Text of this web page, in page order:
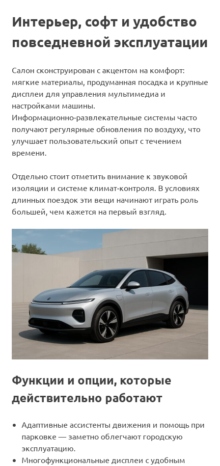
Интерьер, софт и удобство
повседневной эксплуатации
Салон сконструирован с акцентом на комфорт:
мягкие материалы, продуманная посадка и крупные
дисплеи для управления мультимедиа и
настройками машины.
Информационно‑развлекательные системы часто
получают регулярные обновления по воздуху, что
улучшает пользовательский опыт с течением
времени.
Отдельно стоит отметить внимание к звуковой
изоляции и системе климат‑контроля. В условиях
длинных поездок эти вещи начинают играть роль
большей, чем кажется на первый взгляд.
Функции и опции, которые
действительно работают
Адаптивные ассистенты движения и помощь при
парковке — заметно облегчают городскую
эксплуатацию.
Многофункциональные дисплеи с удобным